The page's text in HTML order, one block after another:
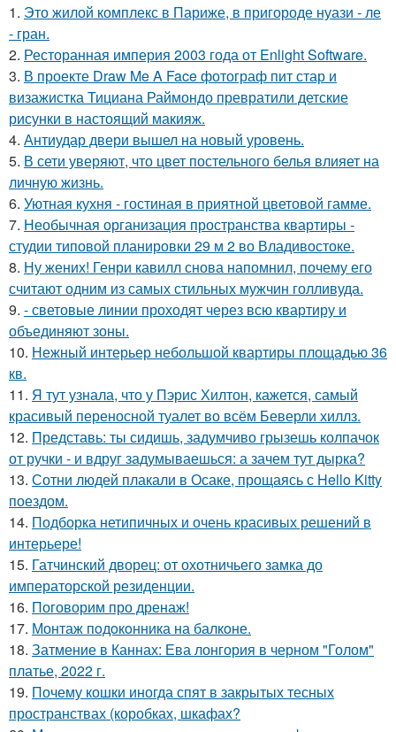
1. Это жилой комплекс в Париже, в пригороде нуази - ле
- гран.
2. Ресторанная империя 2003 года от Enlight Software.
3. В проекте Draw Me A Face фотограф пит стар и
визажистка Тициана Раймондо превратили детские
рисунки в настоящий макияж.
4. Антиудар двери вышел на новый уровень.
5. В сети уверяют, что цвет постельного белья влияет на
личную жизнь.
6. Уютная кухня - гостиная в приятной цветовой гамме.
7. Необычная организация пространства квартиры -
студии типовой планировки 29 м 2 во Владивостоке.
8. Ну жених! Генри кавилл снова напомнил, почему его
считают одним из самых стильных мужчин голливуда.
9. - световые линии проходят через всю квартиру и
объединяют зоны.
10. Нежный интерьер небольшой квартиры площадью 36
кв.
11. Я тут узнала, что у Пэрис Хилтон, кажется, самый
красивый переносной туалет во всём Беверли хиллз.
12. Представь: ты сидишь, задумчиво грызешь колпачок
от ручки - и вдруг задумываешься: а зачем тут дырка?
13. Сотни людей плакали в Осаке, прощаясь с Hello Kitty
поездом.
14. Подборка нетипичных и очень красивых решений в
интерьере!
15. Гатчинский дворец: от охотничьего замка до
императорской резиденции.
16. Поговорим про дренаж!
17. Монтаж пoдoкoнника на балкoне.
18. Затмение в Каннах: Ева лонгория в черном "Голом"
платье, 2022 г.
19. Почему кошки иногда спят в закрытых тесных
пространствах (коробках, шкафах?